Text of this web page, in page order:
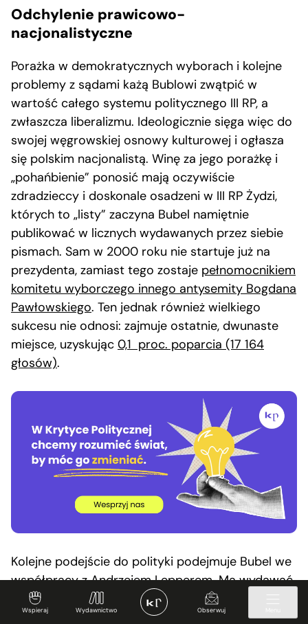
Wspieraj Wydawnictwo Obserwuj
Odchylenie prawicowo-
nacjonalistyczne
Porażka w demokratycznych wyborach i kolejne
problemy z sądami każą Bublowi zwątpić w
wartość całego systemu politycznego III RP, a
zwłaszcza liberalizmu. Ideologicznie sięga więc do
swojej węgrowskiej osnowy kulturowej i ogłasza
się polskim nacjonalistą. Winę za jego porażkę i
„pohańbienie” ponosić mają oczywiście
zdradzieccy i doskonale osadzeni w III RP Żydzi,
których to „listy” zaczyna Bubel namiętnie
publikować w licznych wydawanych przez siebie
pismach. Sam w 2000 roku nie startuje już na
prezydenta, zamiast tego zostaje pełnomocnikiem
komitetu wyborczego innego antysemity Bogdana
Pawłowskiego. Ten jednak również wielkiego
sukcesu nie odnosi: zajmuje ostatnie, dwunaste
miejsce, uzyskując 0,1 proc. poparcia (17 164
głosów).
Kolejne podejście do polityki podejmuje Bubel we
współpracy z Andrzejem Lepperem. Ma wydawać
dwutygodnik jego partii – „Samoobrona – gazeta
ogólnopolska”. „Z Andrzejem znam się od ponad